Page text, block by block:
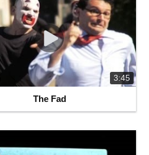
3:45
The Fad